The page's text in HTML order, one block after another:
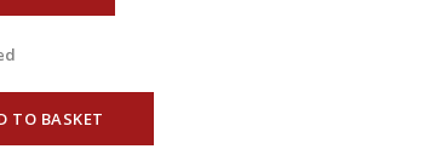
TO BASKET